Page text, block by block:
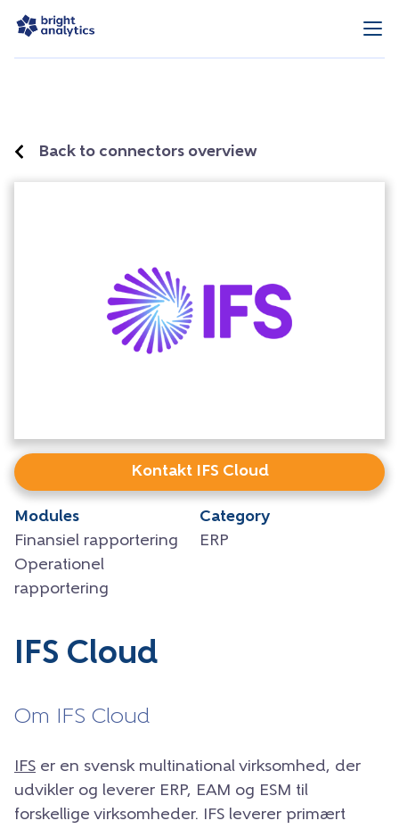
Back to connectors overview
Kontakt IFS Cloud
Modules
Finansiel rapportering
Operationel
rapportering
Category
ERP
IFS Cloud
Om IFS Cloud
IFS er en svensk multinational virksomhed, der
udvikler og leverer ERP, EAM og ESM til
forskellige virksomheder. IFS leverer primært